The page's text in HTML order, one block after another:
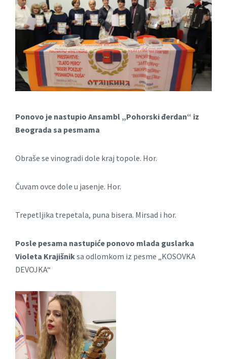
Ponovo je nastupio Ansаmbl „Pohorski đerdаn“ iz
Beogrаdа sа pesmama
Obraše se vinogradi dole kraj topole. Hor.
Čuvam ovce dole u jasenje. Hor.
Trepetljika trepetala, puna bisera. Mirsad i hor.
Posle pesama nastupiće ponovo mlada guslarka
Violeta Krajišniksa odlomkom iz pesme „KOSOVKA
DEVOJKA“